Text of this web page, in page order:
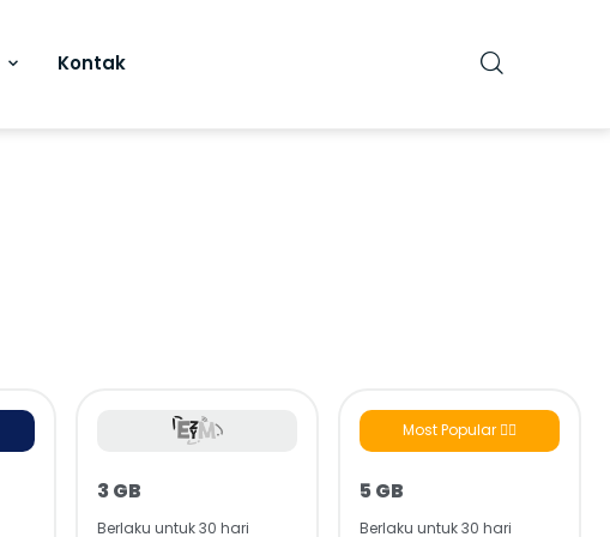
Kontak
3 GB
Berlaku untuk 30 hari
Most Popular 👍🏻
5 GB
Berlaku untuk 30 hari